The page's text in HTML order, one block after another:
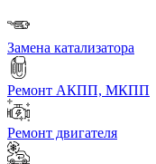
Замена катализатора
Ремонт АКПП, МКПП
Ремонт двигателя